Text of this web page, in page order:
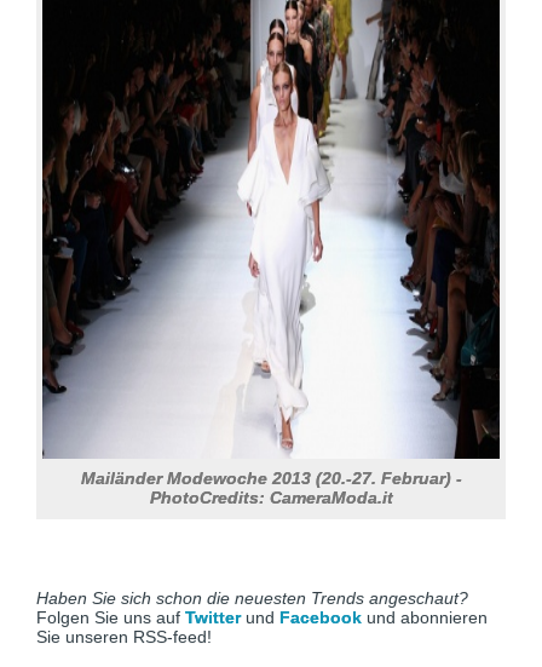
Mailänder Modewoche 2013 (20.-27. Februar) -
PhotoCredits: CameraModa.it
Haben Sie sich schon die neuesten Trends angeschaut?
Folgen Sie uns auf Twitterund Facebook und abonnieren
Sie unseren RSS-feed!